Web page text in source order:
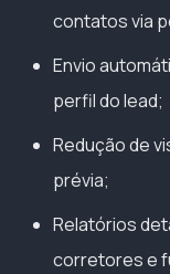
contatos via
Envio
perfil do lead;
Redução de
prévia;
Relatórios
corretores e